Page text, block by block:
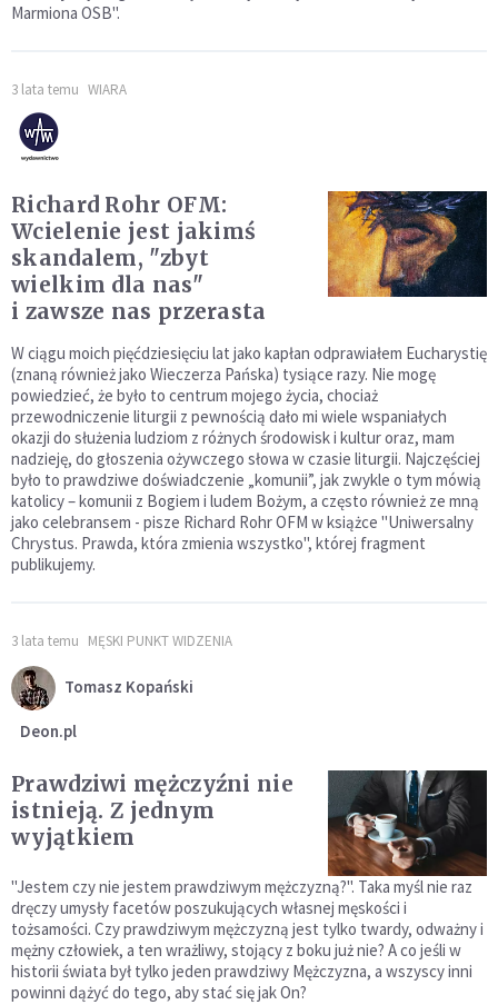
Marmiona OSB".
3 lata temu WIARA
Richard Rohr OFM:
Wcielenie jest jakimś
skandalem, "zbyt
wielkim dla nas"
i zawsze nas przerasta
W ciągu moich pięćdziesięciu lat jako kapłan odprawiałem Eucharystię
(znaną również jako Wieczerza Pańska) tysiące razy. Nie mogę
powiedzieć, że było to centrum mojego życia, chociaż
przewodniczenie liturgii z pewnością dało mi wiele wspaniałych
okazji do służenia ludziom z różnych środowisk i kultur oraz, mam
nadzieję, do głoszenia ożywczego słowa w czasie liturgii. Najczęściej
było to prawdziwe doświadczenie „komunii”, jak zwykle o tym mówią
katolicy – komunii z Bogiem i ludem Bożym, a często również ze mną
jako celebransem - pisze Richard Rohr OFM w książce "Uniwersalny
Chrystus. Prawda, która zmienia wszystko", której fragment
publikujemy.
3 lata temu MĘSKI PUNKT WIDZENIA
Tomasz Kopański
Deon.pl
Prawdziwi mężczyźni nie
istnieją. Z jednym
wyjątkiem
"Jestem czy nie jestem prawdziwym mężczyzną?". Taka myśl nie raz
dręczy umysły facetów poszukujących własnej męskości i
tożsamości. Czy prawdziwym mężczyzną jest tylko twardy, odważny i
mężny człowiek, a ten wrażliwy, stojący z boku już nie? A co jeśli w
historii świata był tylko jeden prawdziwy Mężczyzna, a wszyscy inni
powinni dążyć do tego, aby stać się jak On?